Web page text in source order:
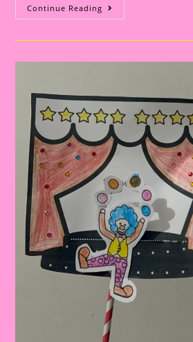
Continue Reading Atividade
Dia
Palhaço